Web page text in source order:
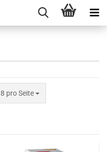
8 pro Seite
pro Seite